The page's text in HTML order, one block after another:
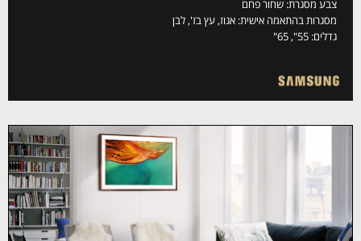
צבע מסגרת: שחור פחם
מסגרות בהתאמה אישית: אגוז, עץ בז', לבן
גדלים: 55", 65"